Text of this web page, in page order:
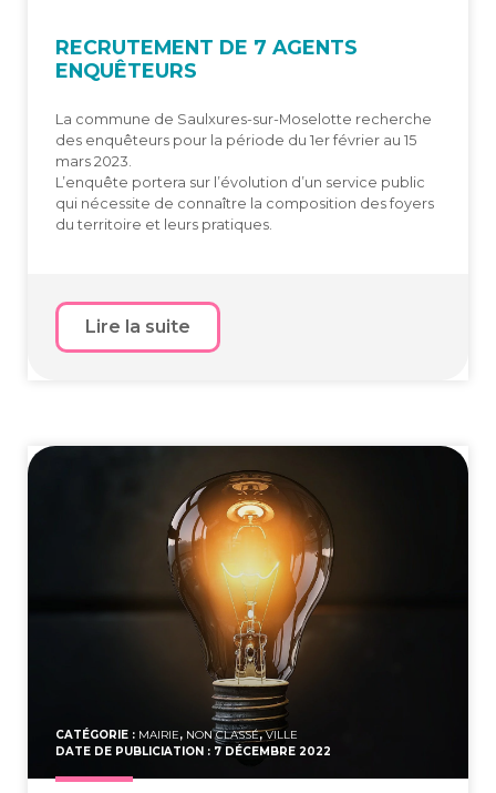
RECRU­TE­MENT DE 7 AGENTS
ENQUÊTEURS
La commune de Saulxures-sur-Moselotte recherche
des enquêteurs pour la période du 1er février au 15
mars 2023.
L’enquête portera sur l’évolution d’un service public
qui nécessite de connaître la composition des foyers
du territoire et leurs pratiques.
Lire la suite
CATÉGORIE : MAIRIE, NON CLASSÉ,VILLE
DATE DE PUBLICIATION : 7 DÉCEMBRE 2022